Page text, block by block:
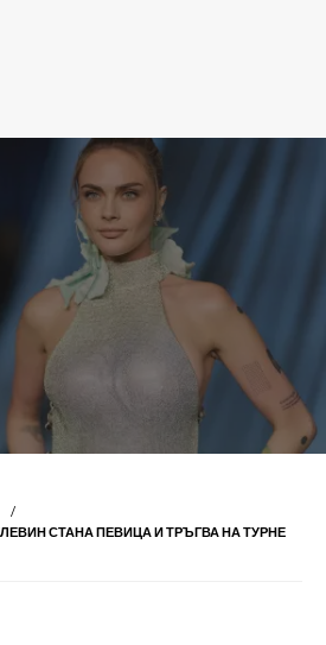
СТАНА ПЕВИЦА И ТРЪГВА НА ТУРНЕ